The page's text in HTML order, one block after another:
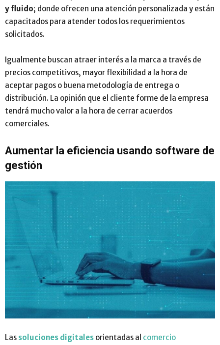
y fluido; donde ofrecen una atención personalizada y están
capacitados para atender todos los requerimientos
solicitados.
Igualmente buscan atraer interés a la marca a través de
precios competitivos, mayor flexibilidad a la hora de
aceptar pagos o buena metodología de entrega o
distribución. La opinión que el cliente forme de la empresa
tendrá mucho valor a la hora de cerrar acuerdos
comerciales.
Aumentar la eficiencia usando software de
gestión
Las soluciones digitales orientadas al comercio